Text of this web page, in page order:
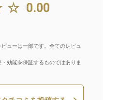
0.00
ューは一部です。全てのレビュ
効能を保証するものではありま